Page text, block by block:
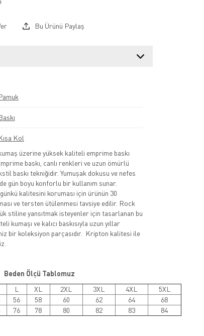
Bu Ürünü Paylaş
Kol
üzerine yüksek kaliteli emprime baskı
baskı, canlı renkleri ve uzun ömürlü
baskı tekniğidir. Yumuşak dokusu ve nefes
gün boyu konforlu bir kullanım sunar.
günkü kalitesini koruması için ürünün 30
ve tersten ütülenmesi tavsiye edilir. Rock
stiline yansıtmak isteyenler için tasarlanan bu
kumaşı ve kalıcı baskısıyla uzun yıllar
bir koleksiyon parçasıdır. Kripton kalitesi ile
Beden Ölçü Tablomuz
L XL 2XL 3XL 4XL
5XL
56 58 60 62 64
68
76 78 80 82 83 84